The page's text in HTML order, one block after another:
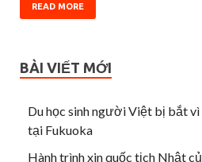
READ MORE
BÀI VIẾT MỚI
Du học sinh người Việt bị bắt vì
tại Fukuoka
Hành trình xin quốc tịch Nhật